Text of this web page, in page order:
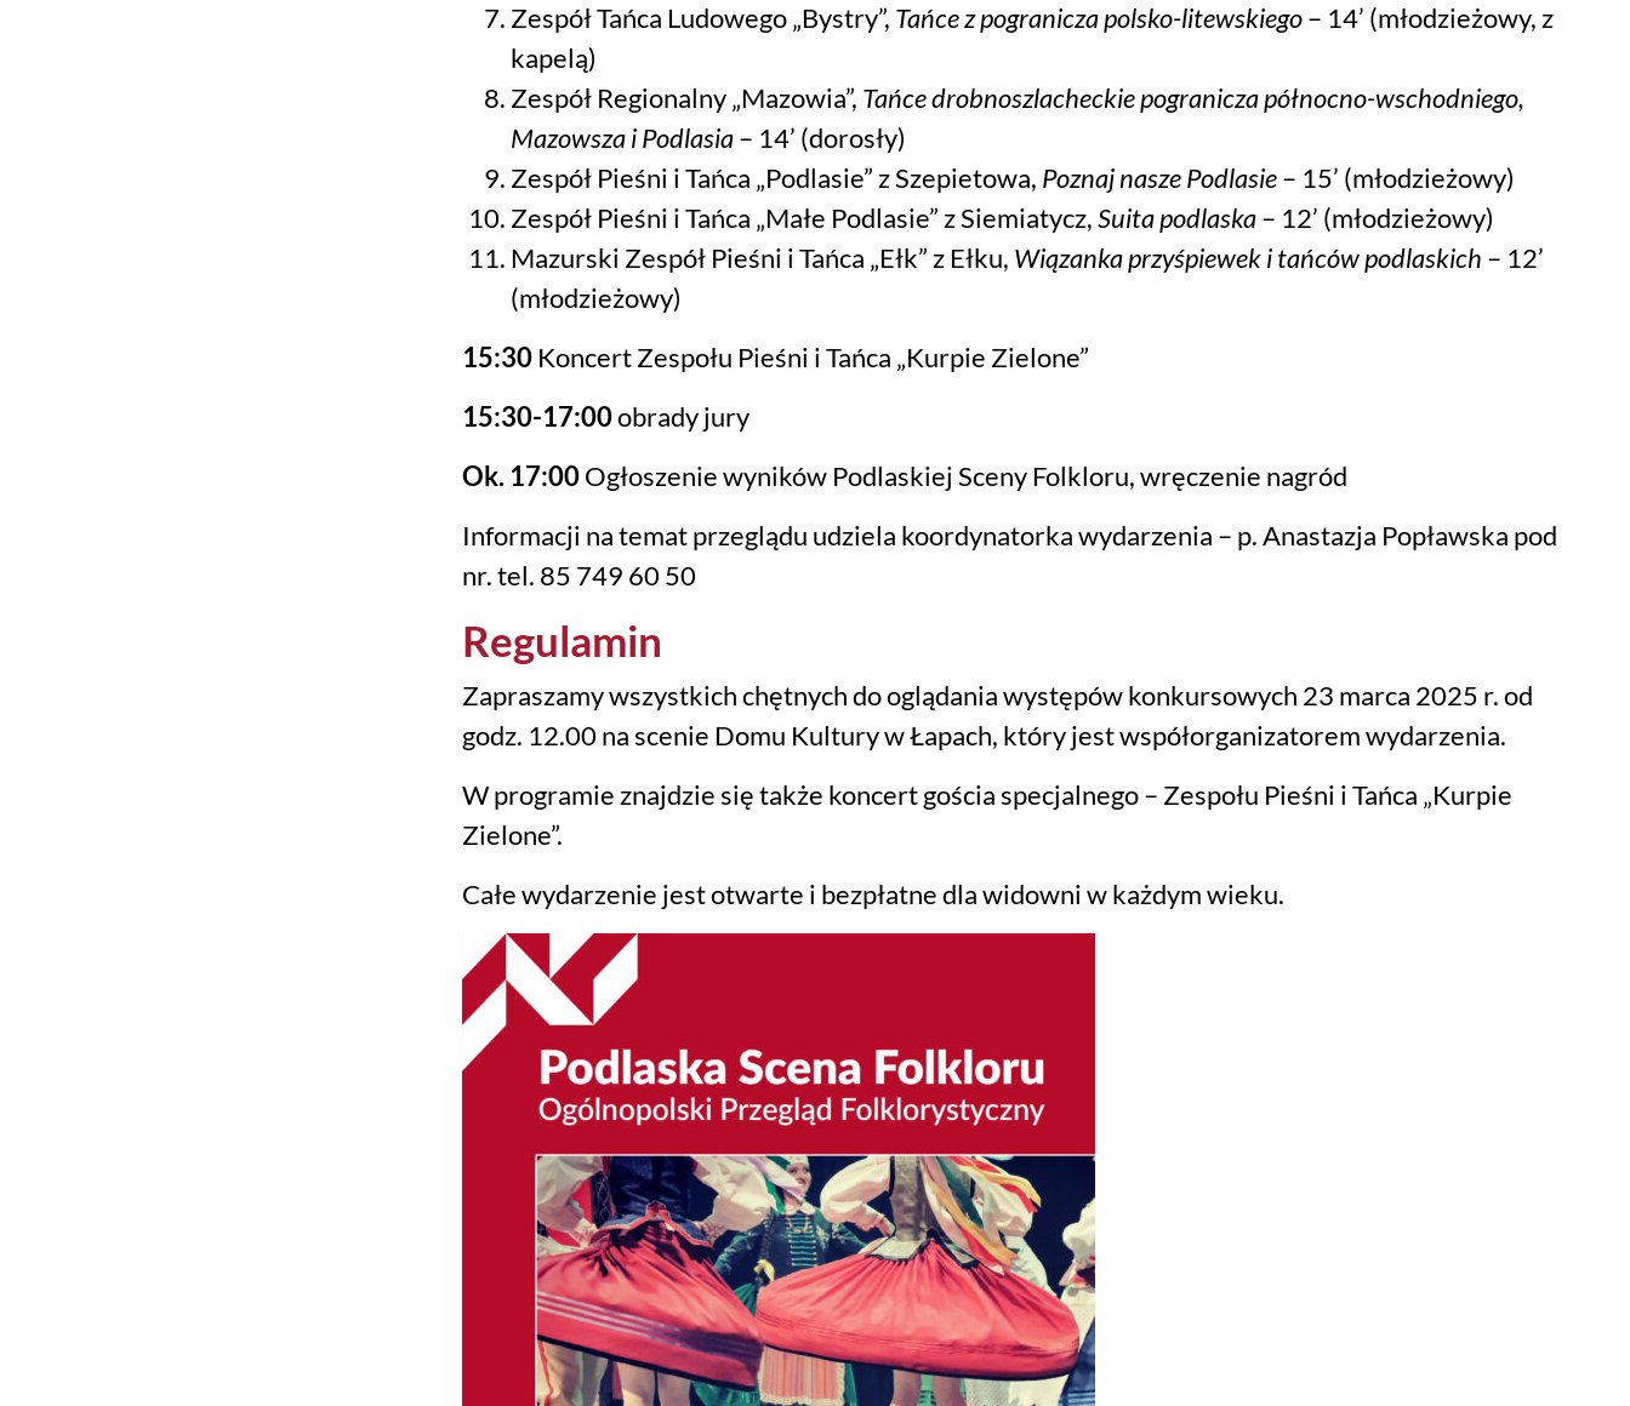
Zespół Tańca Ludowego „Bystry”, Tańce z pogranicza polsko-litewskiego– 14’ (młodzieżowy, z
kapelą)
Zespół Regionalny „Mazowia”, Tańce drobnoszlacheckie pogranicza północno-wschodniego,
Mazowsza i Podlasia– 14’ (dorosły)
Zespół Pieśni i Tańca „Podlasie” z Szepietowa, Poznaj nasze Podlasie– 15’ (młodzieżowy)
Zespół Pieśni i Tańca „Małe Podlasie” z Siemiatycz,Suita podlaska– 12’ (młodzieżowy)
Mazurski Zespół Pieśni i Tańca „Ełk” z Ełku, Wiązanka przyśpiewek i tańców podlaskich – 12’
(młodzieżowy)
15:30 Koncert Zespołu Pieśni i Tańca „Kurpie Zielone”
15:30-17:00obrady jury
Ok. 17:00Ogłoszenie wyników Podlaskiej Sceny Folkloru, wręczenie nagród
Informacji na temat przeglądu udziela koordynatorka wydarzenia – p. Anastazja Popławska pod
nr. tel. 85 749 60 50
Regulamin
Zapraszamy wszystkich chętnych do oglądania występów konkursowych 23 marca 2025 r. od
godz. 12.00 na scenie Domu Kultury w Łapach, który jest współorganizatorem wydarzenia.
W programie znajdzie się także koncert gościa specjalnego – Zespołu Pieśni i Tańca „Kurpie
Zielone”.
Całe wydarzenie jest otwarte i bezpłatne dla widowni w każdym wieku.